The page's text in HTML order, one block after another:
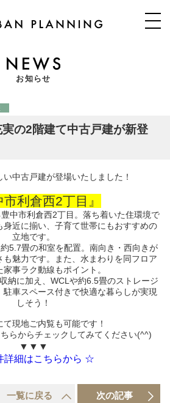
お知らせ
の2階建て中古戸建が新登
中古戸建が登場いたしました！
市利倉西2丁目』
中市利倉西2丁目。落ち着いた住環境で
近に揃い、子育て世帯にもおすすめの
立地です。
5.7畳の和室を配置。南向き・西向きが
魅力です。また、水まわりを同フロア
家事ラク動線もポイント。
納に加え、WCLや約6.5畳のストレージ
駐車スペース付きで快適な暮らしが実現
しそう！
て現地ご内覧も可能です！
らからチェックしてみてください(^^)
▼▼▼
詳細はこちらから ☆
一覧に戻る 次の記事